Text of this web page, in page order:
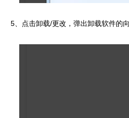
5、点击卸载/更改，弹出卸载软件的向